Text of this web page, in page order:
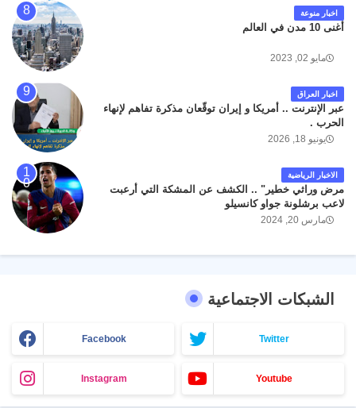
اخبار منوعة
أغنى 10 مدن في العالم
مايو 02, 2023
اخبار العراق
عبر الإنترنت .. أمريكا و إيران توقّعان مذكرة تفاهم لإنهاء
الحرب .
يونيو 18, 2026
الاخبار الرياضية
مرض وراثي خطير" .. الكشف عن المشكة التي أرعبت
لاعب برشلونة جواو كانسيلو
مارس 20, 2024
الشبكات الاجتماعية
Facebook Twitter
Instagram Youtube